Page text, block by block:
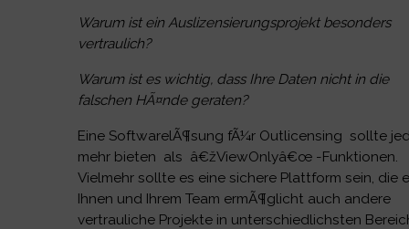
Warum ist ein Auslizensierungsprojekt besonders
vertraulich?
Warum ist es wichtig, dass Ihre Daten nicht in die
falschen HÃ¤nde geraten?
Eine SoftwarelÃ¶sung fÃ¼r Outlicensing sollte
mehr bieten als â€žViewOnlyâ€œ -Funktionen.
Vielmehr sollte es eine sichere Plattform sein, die
Ihnen und Ihrem Team ermÃ¶glicht auch andere
vertrauliche Projekte in unterschiedlichsten